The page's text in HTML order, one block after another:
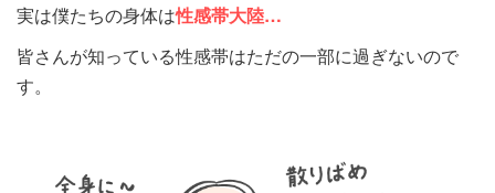
実は僕たちの身体は性感帯大陸…
皆さんが知っている性感帯はただの一部に過ぎないので
す。